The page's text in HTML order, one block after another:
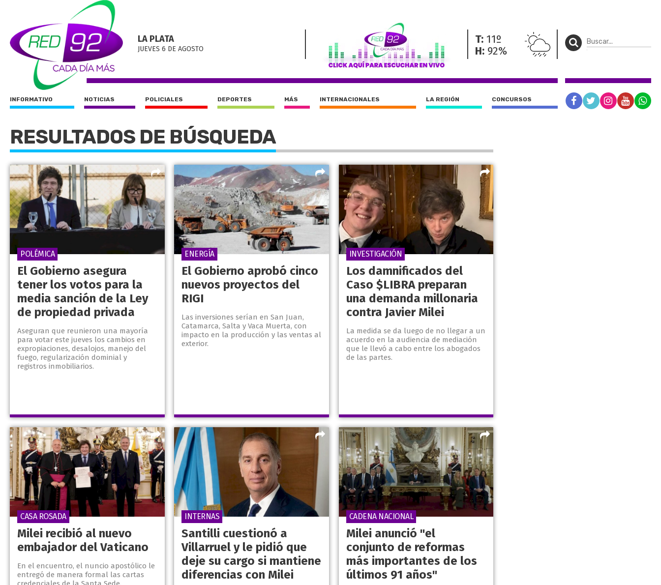
LA PLATA
JUEVES 6 DE AGOSTO
T: 11º
H: 92%
INFORMATIVO NOTICIAS POLICIALES DEPORTES MÁS INTERNACIONALES LA REGIÓN CONCURSOS
RESULTADOS DE BÚSQUEDA
El Gobierno asegura
tener los votos para la
media sanción de la Ley
de propiedad privada
Aseguran que reunieron una mayoría
para votar este jueves los cambios en
expropiaciones, desalojos, manejo del
fuego, regularización dominial y
registros inmobiliarios.
POLÉMICA
El Gobierno aprobó cinco
nuevos proyectos del
RIGI
Las inversiones serían en San Juan,
Catamarca, Salta y Vaca Muerta, con
impacto en la producción y las ventas al
exterior.
ENERGÍA
Los damnificados del
Caso $LIBRA preparan
una demanda millonaria
contra Javier Milei
La medida se da luego de no llegar a un
acuerdo en la audiencia de mediación
que le llevó a cabo entre los abogados
de las partes.
INVESTIGACIÓN
Milei recibió al nuevo
embajador del Vaticano
En el encuentro, el nuncio apostólico le
entregó de manera formal las cartas
CASA ROSADA
Santilli cuestionó a
Villarruel y le pidió que
deje su cargo si mantiene
diferencias con Milei
INTERNAS
Milei anunció "el
conjunto de reformas
más importantes de los
últimos 91 años"
CADENA NACIONAL